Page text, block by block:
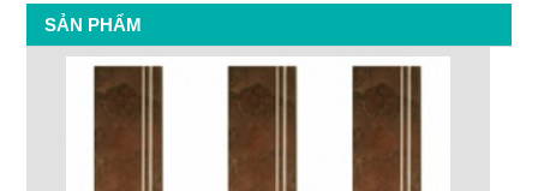
SẢN PHẨM